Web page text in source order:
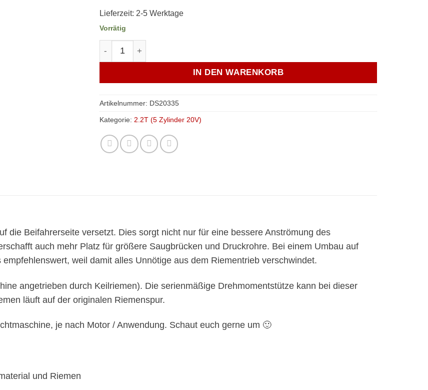
Lieferzeit: 2-5 Werktage
Vorrätig
Lichtmaschine / Generator relocation Kit Versatz Audi 5-Zylinder 20V 3B mit
IN DEN WARENKORB
Artikelnummer: DS20335
Kategorie: 2.2T (5 Zylinder 20V)
die Beifahrerseite versetzt. Dies sorgt nicht nur für eine bessere Anströmung des
auch mehr Platz für größere Saugbrücken und Druckrohre. Bei einem Umbau auf
weil damit alles Unnötige aus dem Riementrieb verschwindet.
angetrieben durch Keilriemen). Die serienmäßige Drehmomentstütze kann bei dieser
läuft auf der originalen Riemenspur.
je nach Motor / Anwendung. Schaut euch gerne um 🙂
und Riemen